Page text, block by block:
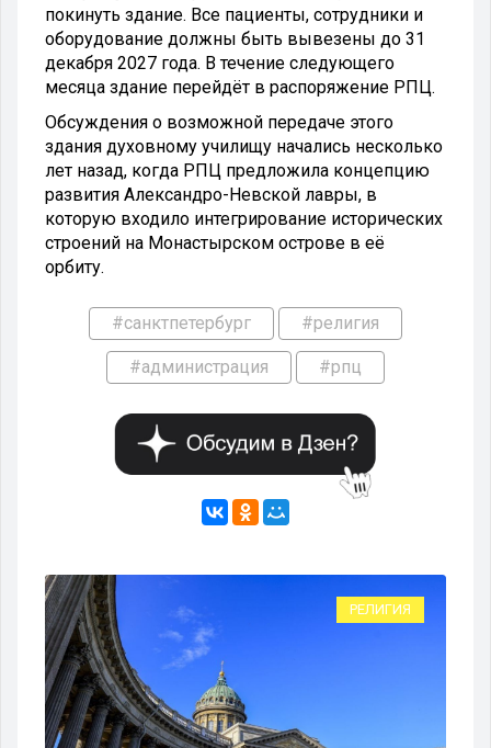
покинуть здание. Все пациенты, сотрудники и
оборудование должны быть вывезены до 31
декабря 2027 года. В течение следующего
месяца здание перейдёт в распоряжение РПЦ.
Обсуждения о возможной передаче этого
здания духовному училищу начались несколько
лет назад, когда РПЦ предложила концепцию
развития Александро-Невской лавры, в
которую входило интегрирование исторических
строений на Монастырском острове в её
орбиту.
#санктпетербург #религия
#администрация #рпц
РЕЛИГИЯ